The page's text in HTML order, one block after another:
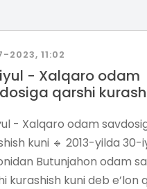
2023, 11:02
- Xalqaro odam
qarshi
- Xalqaro odam
kuni 🔹 2013-yilda 30-
Butunjahon odam
kurashish kuni deb e’lon